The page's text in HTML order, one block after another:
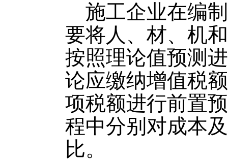
施工企业在编
要将人、材、机
按照理论值预测
论应缴纳增值税
项税额进行前置
程中分别对成本
比。